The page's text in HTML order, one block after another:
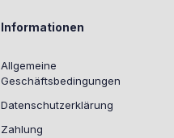
Informationen
Allgemeine
Geschäftsbedingungen
Datenschutzerklärung
Zahlung